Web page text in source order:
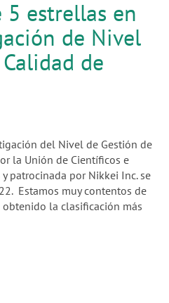
estrellas en
de Nivel
de
del Nivel de Gestión de
la Unión de Científicos e
y patrocinada por Nikkei Inc. se
Estamos muy contentos de
obtenido la clasificación más